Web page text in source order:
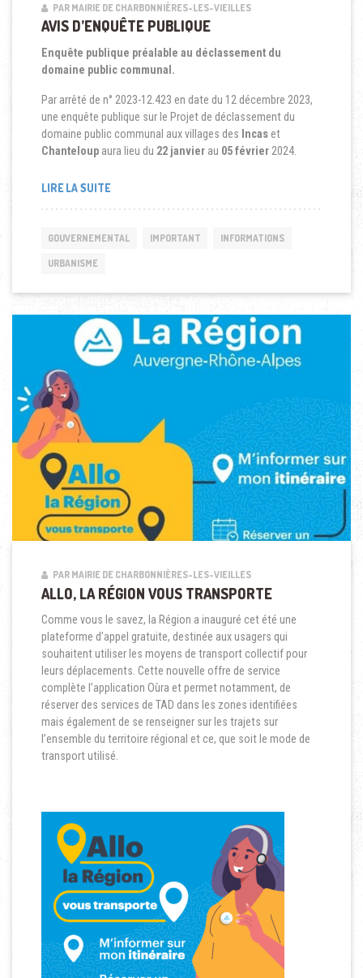
PAR MAIRIE DE CHARBONNIÈRES-LES-VIEILLES
AVIS D’ENQUÊTE PUBLIQUE
Enquête publique préalable au déclassement du
domaine public communal.
Par arrêté de n° 2023-12.423 en date du 12 décembre 2023,
une enquête publique sur le Projet de déclassement du
domaine public communal aux villages des Incaset
Chanteloupaura lieu du 22 janvierau 05 février2024.
LIRE LA SUITE
GOUVERNEMENTAL IMPORTANT INFORMATIONS
URBANISME
PAR MAIRIE DE CHARBONNIÈRES-LES-VIEILLES
ALLO, LA RÉGION VOUS TRANSPORTE
Comme vous le savez, la Région a inauguré cet été une
plateforme d’appel gratuite, destinée aux usagers qui
souhaitent utiliser les moyens de transport collectif pour
leurs déplacements. Cette nouvelle offre de service
complète l’application Oùra et permet notamment, de
réserver des services de TAD dans les zones identifiées
mais également de se renseigner sur les trajets sur
l’ensemble du territoire régional et ce, que soit le mode de
transport utilisé.